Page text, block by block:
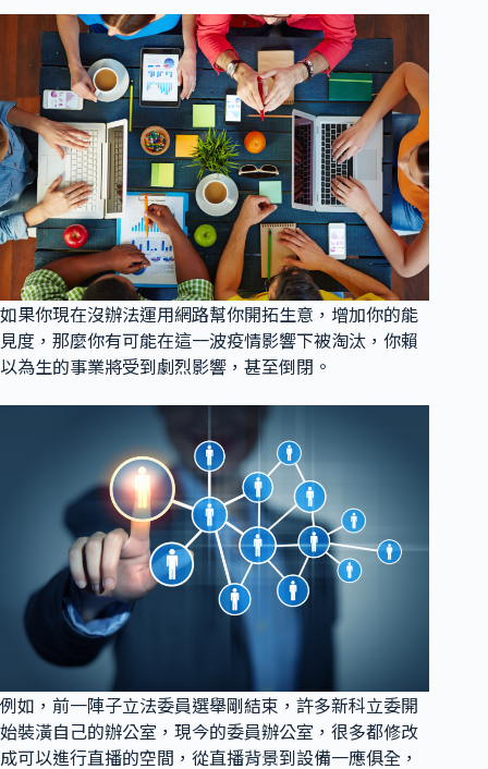
如果你現在沒辦法運用網路幫你開拓生意，增加你的能
見度，那麼你有可能在這一波疫情影響下被淘汰，你賴
以為生的事業將受到劇烈影響，甚至倒閉。
例如，前一陣子立法委員選舉剛結束，許多新科立委開
始裝潢自己的辦公室，現今的委員辦公室，很多都修改
成可以進行直播的空間，從直播背景到設備一應俱全，